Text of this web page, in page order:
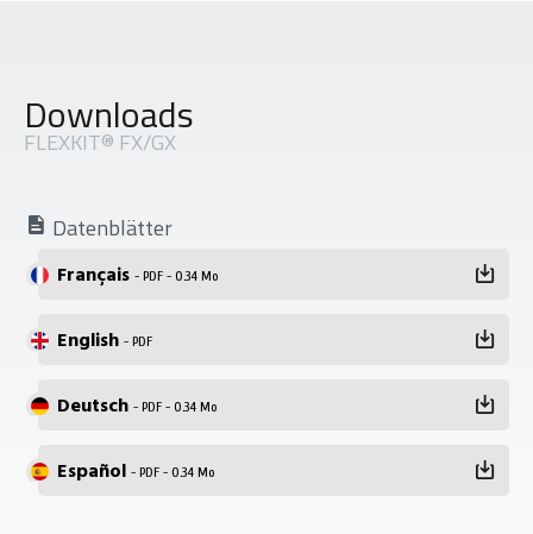
Downloads
FLEXKIT® FX/GX
Datenblätter
Français - PDF - 0.34 Mo
English - PDF
Deutsch - PDF - 0.34 Mo
Español - PDF - 0.34 Mo